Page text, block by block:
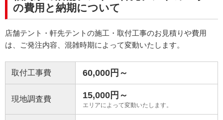
の費用と納期について
店舗テント・軒先テントの施工・取付工事のお見積りや費用
は、ご発注内容、混雑時期によって変動いたします。
取付工事費 60,000円～
現地調査費 15,000円～
エリアによって変動いたします。